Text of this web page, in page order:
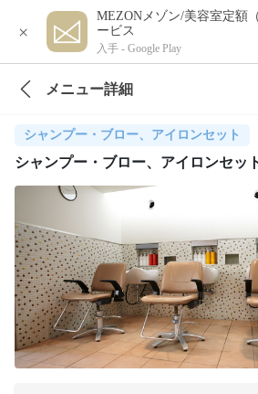
×
MEZONメゾン/美容室定額
ービス
入手 - Google Play
メニュー詳細
シャンプー・ブロー、アイロンセット
シャンプー・ブロー、アイロンセッ